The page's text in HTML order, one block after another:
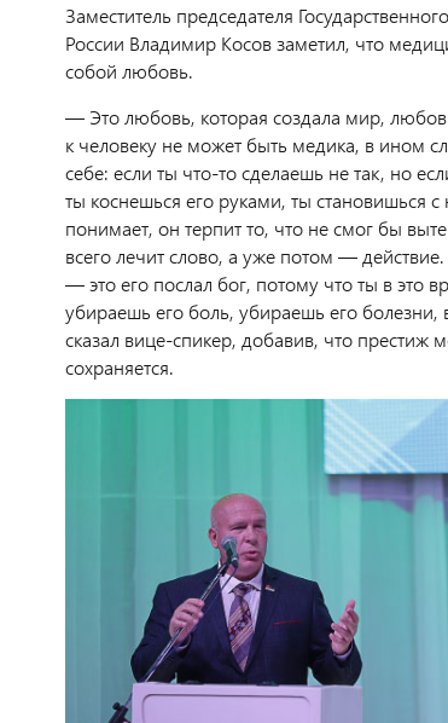
Заместитель председателя
России Владимир Косов заметил, что
собой любовь.
— Это любовь, которая создала мир,
к человеку не может быть медика, в ином
себе: если ты что-то сделаешь не так, но
ты коснешься его руками, ты становишься
понимает, он терпит то, что не смог бы
всего лечит слово, а уже потом —
— это его послал бог, потому что ты в это
убираешь его боль, убираешь его
сказал вице-спикер, добавив, что престиж
сохраняется.